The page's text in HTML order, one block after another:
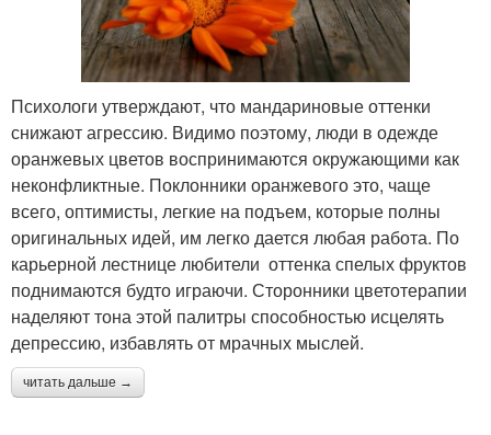
Психологи утверждают, что мандариновые оттенки
снижают агрессию. Видимо поэтому, люди в одежде
оранжевых цветов воспринимаются окружающими как
неконфликтные. Поклонники оранжевого это, чаще
всего, оптимисты, легкие на подъем, которые полны
оригинальных идей, им легко дается любая работа. По
карьерной лестнице любители оттенка спелых фруктов
поднимаются будто играючи. Сторонники цветотерапии
наделяют тона этой палитры способностью исцелять
депрессию, избавлять от мрачных мыслей.
читать дальше →